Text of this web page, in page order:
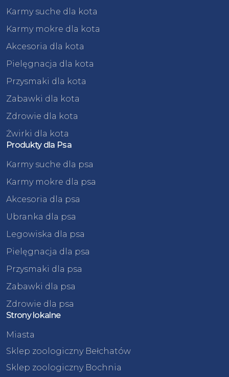
Karmy suche dla kota
Karmy mokre dla kota
Akcesoria dla kota
Pielęgnacja dla kota
Przysmaki dla kota
Zabawki dla kota
Zdrowie dla kota
Żwirki dla kota
Produkty dla Psa
Karmy suche dla psa
Karmy mokre dla psa
Akcesoria dla psa
Ubranka dla psa
Legowiska dla psa
Pielęgnacja dla psa
Przysmaki dla psa
Zabawki dla psa
Zdrowie dla psa
Strony lokalne
Miasta
Sklep zoologiczny Bełchatów
Sklep zoologiczny Bochnia